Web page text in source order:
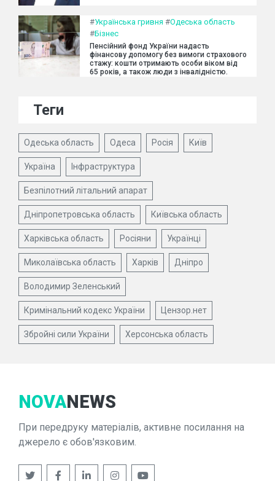
#Українська гривня #Одеська область
#Бізнес
Пенсійний фонд України надасть
фінансову допомогу без вимоги страхового
стажу: кошти отримають особи віком від
65 років, а також люди з інвалідністю.
Теги
Одеська область Одеса Росія Київ
Україна Інфраструктура
Безпілотний літальний апарат
Дніпропетровська область Київська область
Харківська область Росіяни Українці
Миколаївська область Харків Дніпро
Володимир Зеленський
Кримінальний кодекс України Цензор.нет
Збройні сили України Херсонська область
NOVANEWS
При передруку матеріалів, активне посилання на
джерело є обов'язковим.